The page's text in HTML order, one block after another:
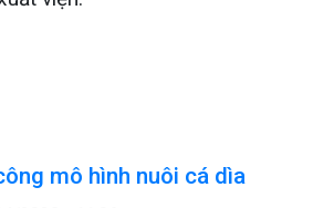
mô hình nuôi cá dìa